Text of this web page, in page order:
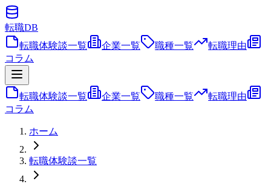
転職DB
転職体験談一覧
企業一覧 職種一覧
転職理由
コラム
転職体験談一覧 企業一覧 職種一覧
転職理由
コラム
ホーム
転職体験談一覧